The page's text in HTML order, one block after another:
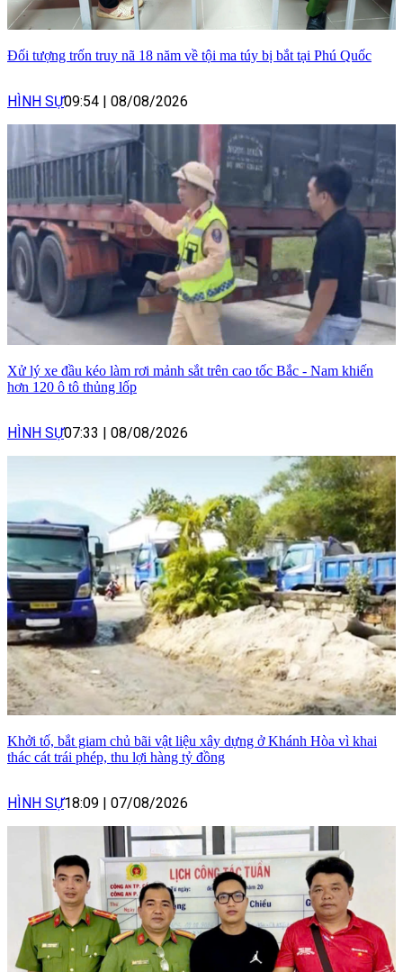
Đối tượng trốn truy nã 18 năm về tội ma túy bị bắt tại Phú Quốc
HÌNH SỰ09:54 08/08/2026
Xử lý xe đầu kéo làm rơi mảnh sắt trên cao tốc Bắc - Nam khiến
hơn 120 ô tô thủng lốp
HÌNH SỰ07:33 08/08/2026
Khởi tố, bắt giam chủ bãi vật liệu xây dựng ở Khánh Hòa vì khai
thác cát trái phép, thu lợi hàng tỷ đồng
HÌNH SỰ18:09 07/08/2026